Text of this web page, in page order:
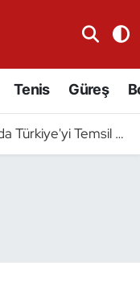
Tenis Güreş
Temsil Edecek